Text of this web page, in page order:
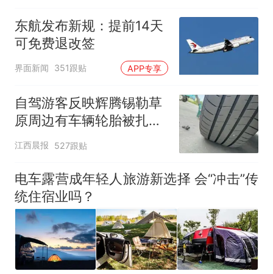
东航发布新规：提前14天
可免费退改签
界面新闻 351跟贴 APP专享
自驾游客反映辉腾锡勒草
原周边有车辆轮胎被扎，
修理店铺换胎价格高达千
元，官方发布情况通报
江西晨报 527跟贴
电车露营成年轻人旅游新选择 会“冲击”传
统住宿业吗？